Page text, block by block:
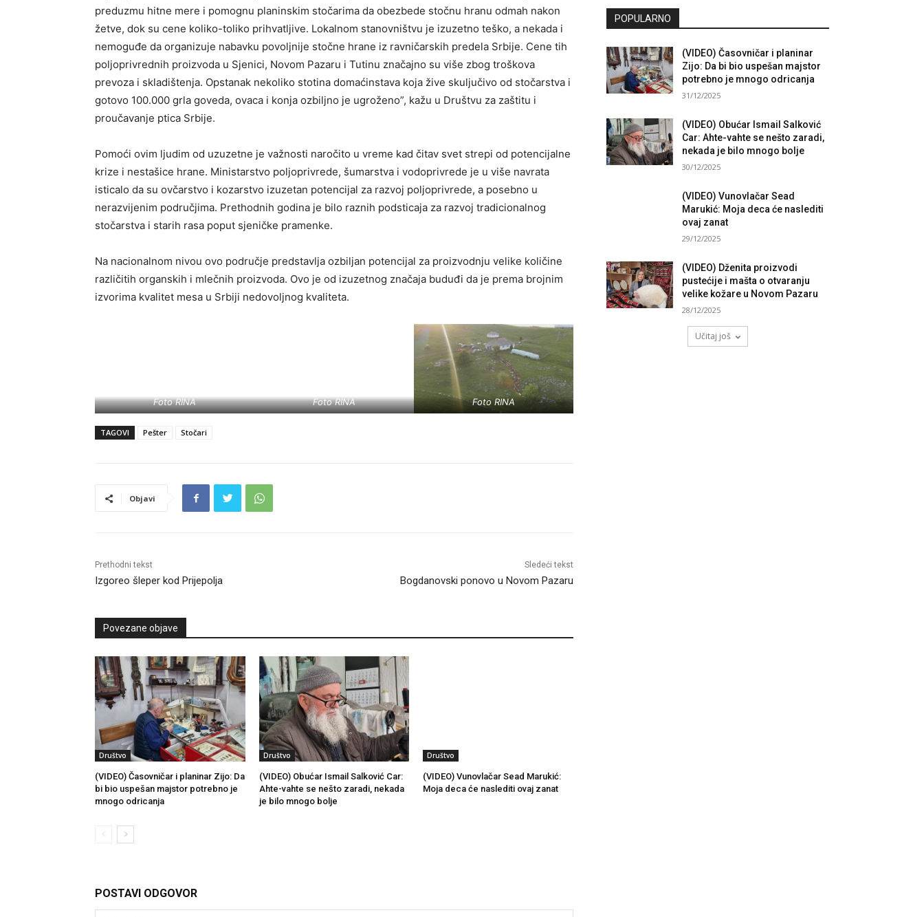
preduzmu hitne mere i pomognu planinskim stočarima da obezbede stočnu hranu odmah nakon
žetve, dok su cene koliko-toliko prihvatljive. Lokalnom stanovništvu je izuzetno teško, a nekada i
nemoguđe da organizuje nabavku povoljnije stočne hrane iz ravničarskih predela Srbije. Cene tih
poljoprivrednih proizvoda u Sjenici, Novom Pazaru i Tutinu značajno su više zbog troškova
prevoza i skladištenja. Opstanak nekoliko stotina domaćinstava koja žive skuljučivo od stočarstva i
gotovo 100.000 grla goveda, ovaca i konja ozbiljno je ugroženo”, kažu u Društvu za zaštitu i
proučavanje ptica Srbije.
Pomoći ovim ljudim od uzuzetne je važnosti naročito u vreme kad čitav svet strepi od potencijalne
krize i nestašice hrane. Ministarstvo poljoprivrede, šumarstva i vodoprivrede je u više navrata
isticalo da su ovčarstvo i kozarstvo izuzetan potencijal za razvoj poljoprivrede, a posebno u
nerazvijenim područjima. Prethodnih godina je bilo raznih podsticaja za razvoj tradicionalnog
stočarstva i starih rasa poput sjeničke pramenke.
Na nacionalnom nivou ovo područje predstavlja ozbiljan potencijal za proizvodnju velike količine
različitih organskih i mlečnih proizvoda. Ovo je od izuzetnog značaja buduđi da je prema brojnim
izvorima kvalitet mesa u Srbiji nedovoljnog kvaliteta.
Foto RINA Foto RINA Foto RINA
TAGOVI Pešter Stočari
Objavi
Prethodni tekst
Izgoreo šleper kod Prijepolja
Sledeći tekst
Bogdanovski ponovo u Novom Pazaru
Povezane objave
Društvo
(VIDEO) Časovničar i planinar Zijo: Da
bi bio uspešan majstor potrebno je
mnogo odricanja
Društvo
(VIDEO) Obućar Ismail Salković Car:
Ahte-vahte se nešto zaradi, nekada
je bilo mnogo bolje
Društvo
(VIDEO) Vunovlačar Sead Marukić:
Moja deca će naslediti ovaj zanat
POSTAVI ODGOVOR
POPULARNO
(VIDEO) Časovničar i planinar
Zijo: Da bi bio uspešan majstor
potrebno je mnogo odricanja
31/12/2025
(VIDEO) Obućar Ismail Salković
Car: Ahte-vahte se nešto zaradi,
nekada je bilo mnogo bolje
30/12/2025
(VIDEO) Vunovlačar Sead
Marukić: Moja deca će naslediti
ovaj zanat
29/12/2025
(VIDEO) Dženita proizvodi
pustećije i mašta o otvaranju
velike kožare u Novom Pazaru
28/12/2025
Učitaj još